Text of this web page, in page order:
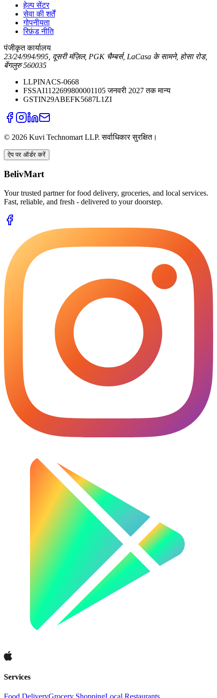
हेल्प सेंटर
सेवा की शर्तें
गोपनीयता
रिफ़ंड नीति
पंजीकृत कार्यालय
23/24/994/995, दूसरी मंज़िल, PGK चैम्बर्स, LaCasa के सामने, होसा रोड,
बेंगलुरु 560035
LLPINACS-0668
FSSAI1122699800001105 जनवरी 2027 तक मान्य
GSTIN29ABEFK5687L1ZI
© 2026 Kuvi Technomart LLP. सर्वाधिकार सुरक्षित।
ऐप पर ऑर्डर करें
BelivMart
Your trusted partner for food delivery, groceries, and local services.
Fast, reliable, and fresh - delivered to your doorstep.
Services
Food DeliveryGrocery ShoppingLocal Restaurants